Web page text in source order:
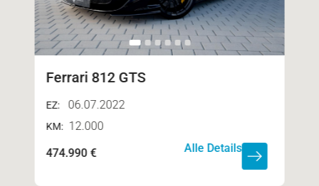
Ferrari 812 GTS
EZ: 06.07.2022
KM: 12.000
474.990 €
Alle Details